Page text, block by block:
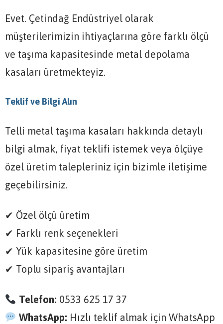
Evet. Çetindağ Endüstriyel olarak
müşterilerimizin ihtiyaçlarına göre farklı ölçü
ve taşıma kapasitesinde metal depolama
kasaları üretmekteyiz.
Teklif ve Bilgi Alın
Telli metal taşıma kasaları hakkında detaylı
bilgi almak, fiyat teklifi istemek veya ölçüye
özel üretim talepleriniz için bizimle iletişime
geçebilirsiniz.
✔ Özel ölçü üretim
✔ Farklı renk seçenekleri
✔ Yük kapasitesine göre üretim
✔ Toplu sipariş avantajları
Telefon: 0533 625 17 37
WhatsApp: Hızlı teklif almak için WhatsApp